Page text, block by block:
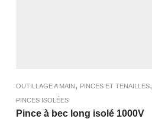
OUTILLAGE A MAIN, PINCES ET TENAILLES,
PINCES ISOLÉES
Pince à bec long isolé 1000V